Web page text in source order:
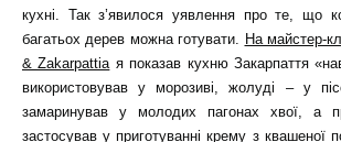
кухні. Так з’явилося уявлення про те, що
багатьох дерев можна готувати. На майстер-
& Zakarpattiaя показав кухню Закарпаття
використовував у морозиві, жолуді – у
замаринував у молодих пагонах хвої, а
застосував у приготуванні крему з квашеної